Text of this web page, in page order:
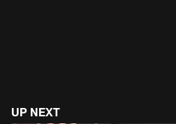
UP NEXT